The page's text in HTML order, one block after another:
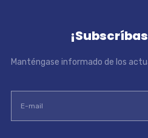
Manténgase informado de los